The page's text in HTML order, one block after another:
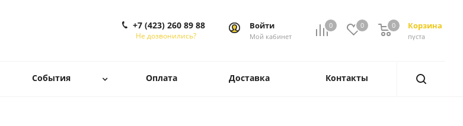
0 0 Корзина
0
пуста
0
Войти
Мой кабинет
+7 (423) 260 89 88
Не дозвонились?
События Оплата Доставка Контакты